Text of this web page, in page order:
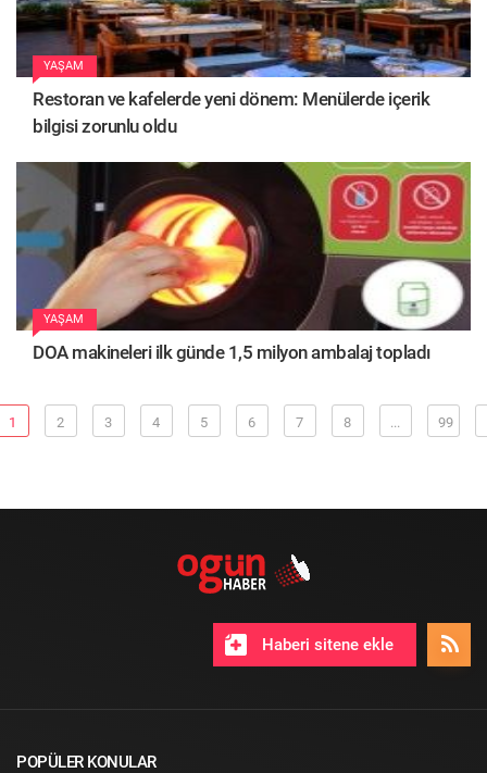
YAŞAM
Restoran ve kafelerde yeni dönem: Menülerde içerik
bilgisi zorunlu oldu
YAŞAM
DOA makineleri ilk günde 1,5 milyon ambalaj topladı
1 2 3 4 5 6 7 8 ... 99
Haberi sitene ekle
POPÜLER KONULAR